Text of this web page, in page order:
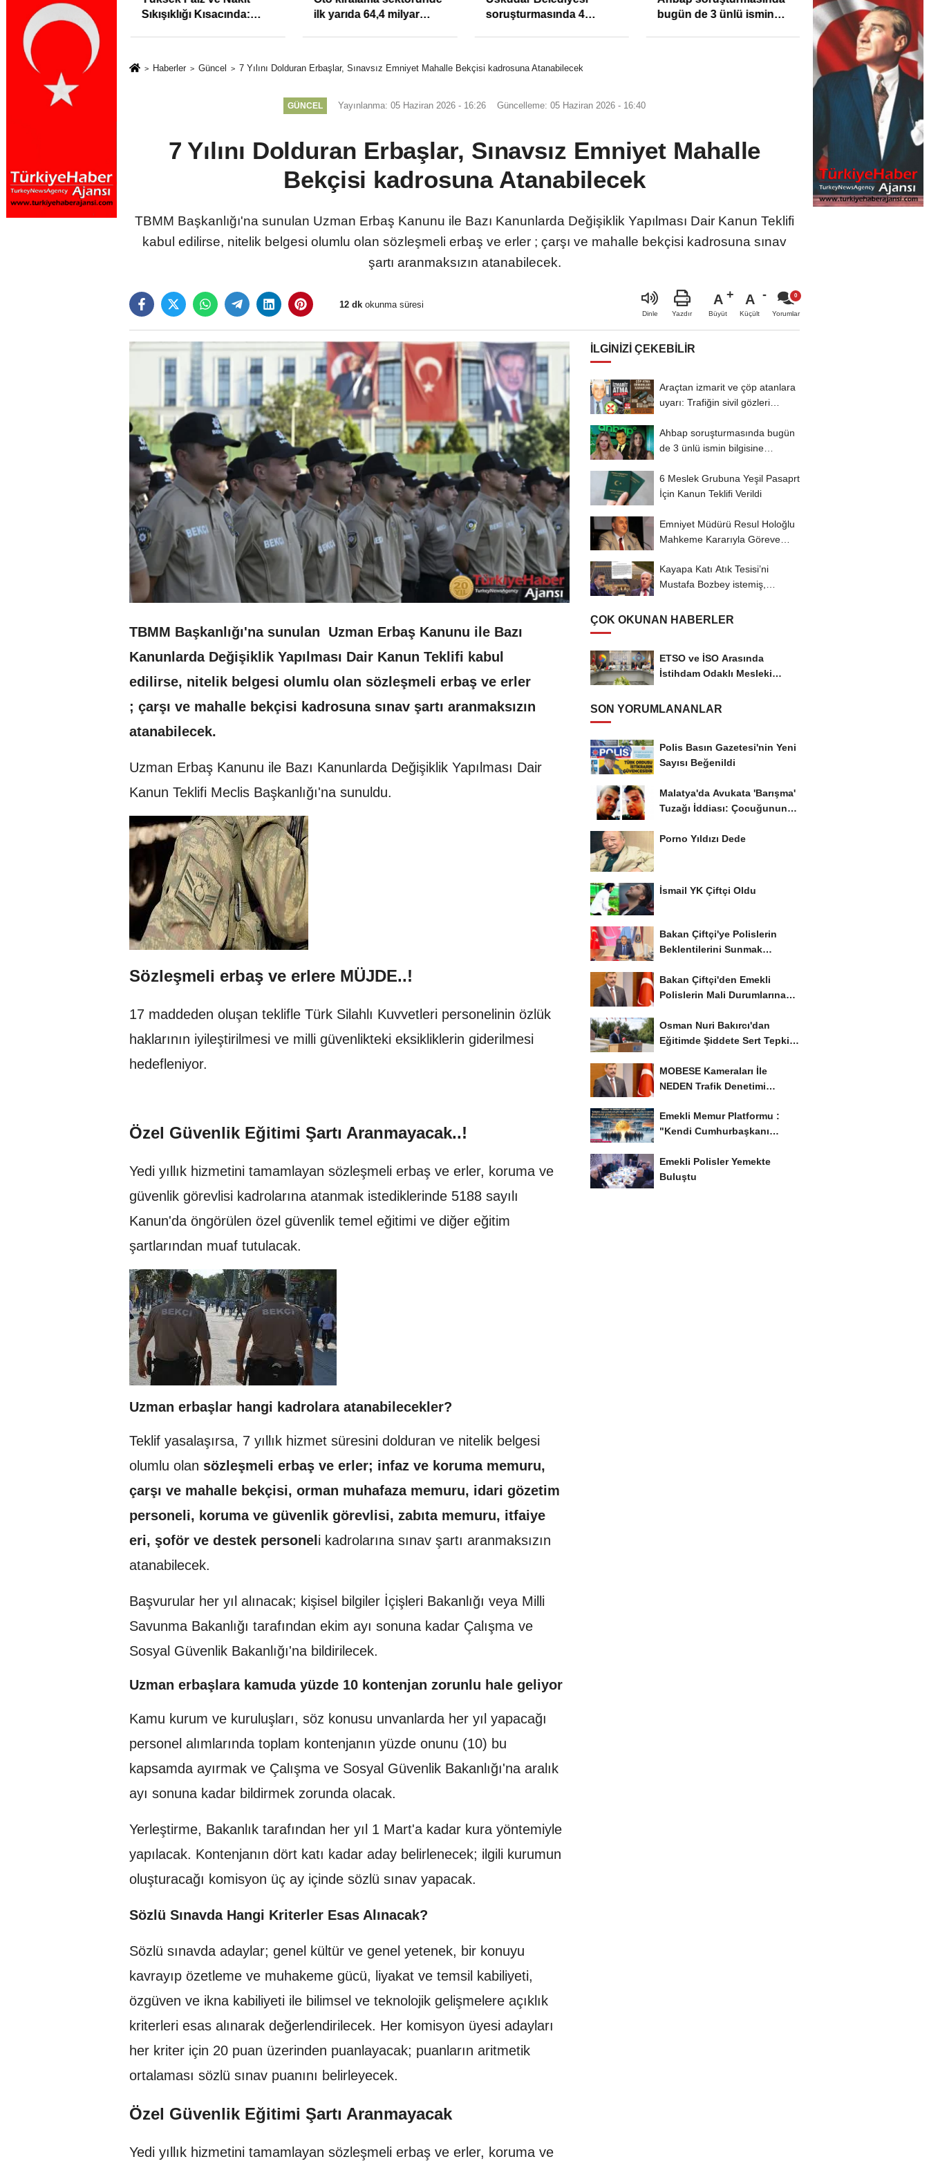
%31,75;
%50,49 olarak
Sıkışıklığı Kısacında:
ilk yarıda 64,4 milyar
soruşturmasında 4
bugün de 3 ünlü ismin
Haberler Güncel 7 Yılını Dolduran Erbaşlar, Sınavsız Emniyet Mahalle Bekçisi kadrosuna Atanabilecek
GÜNCEL Yayınlanma: 05 Haziran 2026 - 16:26 Güncelleme: 05 Haziran 2026 - 16:40
7 Yılını Dolduran Erbaşlar, Sınavsız Emniyet Mahalle
Bekçisi kadrosuna Atanabilecek
TBMM Başkanlığı'na sunulan Uzman Erbaş Kanunu ile Bazı Kanunlarda Değişiklik Yapılması Dair Kanun Teklifi
kabul edilirse, nitelik belgesi olumlu olan sözleşmeli erbaş ve erler ; çarşı ve mahalle bekçisi kadrosuna sınav
şartı aranmaksızın atanabilecek.
12 dk okunma süresi
Dinle Yazdır
A
Büyüt
A
Küçült Yorumlar
TBMM Başkanlığı'na sunulan Uzman Erbaş Kanunu ile Bazı
Kanunlarda Değişiklik Yapılması Dair Kanun Teklifi kabul
edilirse, nitelik belgesi olumlu olan sözleşmeli erbaş ve erler
; çarşı ve mahalle bekçisi kadrosuna sınav şartı aranmaksızın
atanabilecek.
Uzman Erbaş Kanunu ile Bazı Kanunlarda Değişiklik Yapılması Dair
Kanun Teklifi Meclis Başkanlığı'na sunuldu.
Sözleşmeli erbaş ve erlere MÜJDE..!
17 maddeden oluşan teklifle Türk Silahlı Kuvvetleri personelinin özlük
haklarının iyileştirilmesi ve milli güvenlikteki eksikliklerin giderilmesi
hedefleniyor.
Özel Güvenlik Eğitimi Şartı Aranmayacak..!
Yedi yıllık hizmetini tamamlayan sözleşmeli erbaş ve erler, koruma ve
güvenlik görevlisi kadrolarına atanmak istediklerinde 5188 sayılı
Kanun'da öngörülen özel güvenlik temel eğitimi ve diğer eğitim
şartlarından muaf tutulacak.
Uzman erbaşlar hangi kadrolara atanabilecekler?
Teklif yasalaşırsa, 7 yıllık hizmet süresini dolduran ve nitelik belgesi
olumlu olan sözleşmeli erbaş ve erler; infaz ve koruma memuru,
çarşı ve mahalle bekçisi, orman muhafaza memuru, idari gözetim
personeli, koruma ve güvenlik görevlisi, zabıta memuru, itfaiye
eri, şoför ve destek personeli kadrolarına sınav şartı aranmaksızın
atanabilecek.
Başvurular her yıl alınacak; kişisel bilgiler İçişleri Bakanlığı veya Milli
Savunma Bakanlığı tarafından ekim ayı sonuna kadar Çalışma ve
Sosyal Güvenlik Bakanlığı'na bildirilecek.
Uzman erbaşlara kamuda yüzde 10 kontenjan zorunlu hale geliyor
Kamu kurum ve kuruluşları, söz konusu unvanlarda her yıl yapacağı
personel alımlarında toplam kontenjanın yüzde onunu (10) bu
kapsamda ayırmak ve Çalışma ve Sosyal Güvenlik Bakanlığı'na aralık
ayı sonuna kadar bildirmek zorunda olacak.
Yerleştirme, Bakanlık tarafından her yıl 1 Mart'a kadar kura yöntemiyle
yapılacak. Kontenjanın dört katı kadar aday belirlenecek; ilgili kurumun
oluşturacağı komisyon üç ay içinde sözlü sınav yapacak.
Sözlü Sınavda Hangi Kriterler Esas Alınacak?
Sözlü sınavda adaylar; genel kültür ve genel yetenek, bir konuyu
kavrayıp özetleme ve muhakeme gücü, liyakat ve temsil kabiliyeti,
özgüven ve ikna kabiliyeti ile bilimsel ve teknolojik gelişmelere açıklık
kriterleri esas alınarak değerlendirilecek. Her komisyon üyesi adayları
her kriter için 20 puan üzerinden puanlayacak; puanların aritmetik
ortalaması sözlü sınav puanını belirleyecek.
Özel Güvenlik Eğitimi Şartı Aranmayacak
Yedi yıllık hizmetini tamamlayan sözleşmeli erbaş ve erler, koruma ve
İLGINIZI ÇEKEBILIR
Araçtan izmarit ve çöp atanlara
uyarı: Trafiğin sivil gözleri
Ahbap soruşturmasında bugün
de 3 ünlü ismin bilgisine
6 Meslek Grubuna Yeşil Pasaprt
İçin Kanun Teklifi Verildi
Emniyet Müdürü Resul Holoğlu
Mahkeme Kararıyla Göreve
Kayapa Katı Atık Tesisi’ni
Mustafa Bozbey istemiş,
ÇOK OKUNAN HABERLER
ETSO ve İSO Arasında
İstihdam Odaklı Mesleki
SON YORUMLANANLAR
Polis Basın Gazetesi'nin Yeni
Sayısı Beğenildi
Malatya'da Avukata 'Barışma'
Tuzağı İddiası: Çocuğunun
Porno Yıldızı Dede
İsmail YK Çiftçi Oldu
Bakan Çiftçi'ye Polislerin
Beklentilerini Sunmak
Bakan Çiftçi'den Emekli
Polislerin Mali Durumlarına
Osman Nuri Bakırcı'dan
Eğitimde Şiddete Sert Tepki:
MOBESE Kameraları İle
NEDEN Trafik Denetimi
Emekli Memur Platformu :
"Kendi Cumhurbaşkanı
Emekli Polisler Yemekte
Buluştu